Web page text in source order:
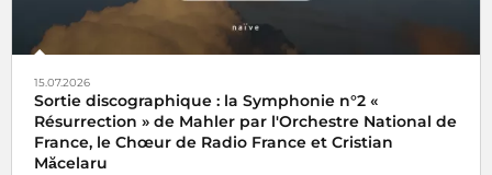
15.07.2026
Sortie discographique : la Symphonie n°2 «
Résurrection » de Mahler par l'Orchestre National de
France, le Chœur de Radio France et Cristian
Măcelaru